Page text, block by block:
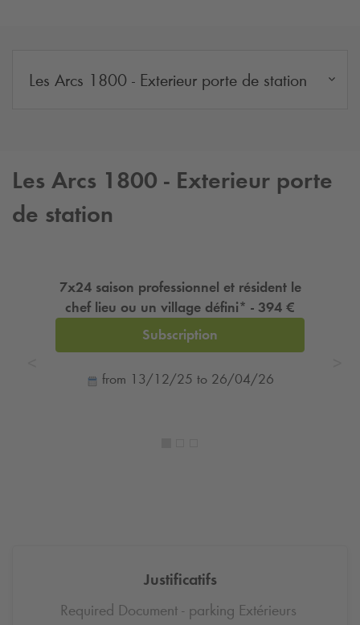
Les Arcs 1800 - Exterieur porte de station
Les Arcs 1800 - Exterieur porte
de station
7x24 saison professionnel et résident le
chef lieu ou un village défini* - 394 €
Subscription
from 13/12/25 to 26/04/26
Justificatifs
Required Document - parking Extérieurs